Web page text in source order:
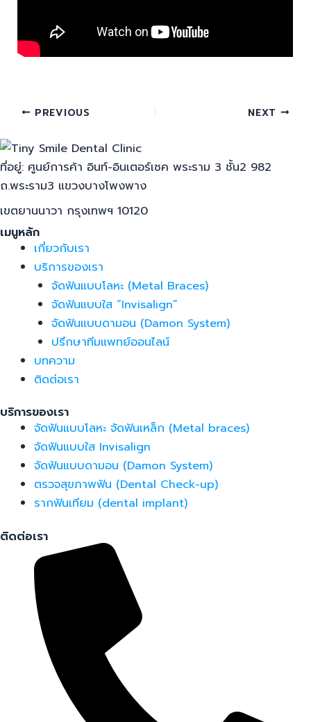
PREVIOUS NEXT
ที่อยู่: ศูนย์การค้า อินท์-อินเตอร์เซค พระราม 3 ชั้น2 982
ถ.พระราม3 แขวงบางโพงพาง
เขตยานนาวา กรุงเทพฯ 10120
เมนูหลัก
เกี่ยวกับเรา
บริการของเรา
จัดฟันแบบโลหะ (Metal Braces)
จัดฟันแบบใส “Invisalign”
จัดฟันแบบดามอน (Damon System)
ปรึกษาทีมแพทย์ออนไลน์
บทความ
ติดต่อเรา
บริการของเรา
จัดฟันแบบโลหะ จัดฟันเหล็ก (Metal braces)
จัดฟันแบบใส Invisalign
จัดฟันแบบดามอน (Damon System)
ตรวจสุขภาพฟัน (Dental Check-up)
รากฟันเทียม (dental implant)
ติดต่อเรา